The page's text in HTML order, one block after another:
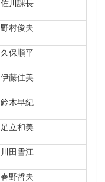
佐川課長
野村俊夫
久保順平
伊藤佳美
鈴木早紀
足立和美
川田雪江
春野哲夫